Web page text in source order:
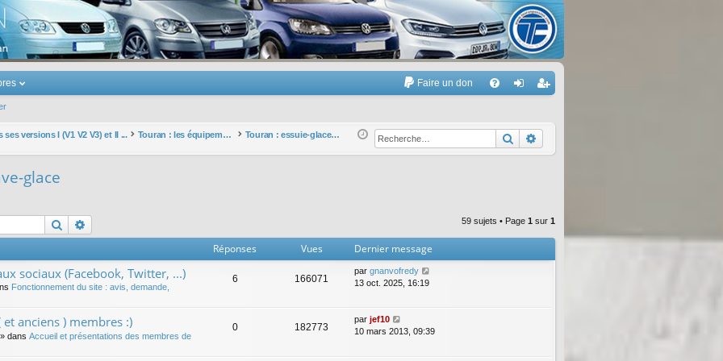
Touran
Faire un don
Q ne
xi
nr
eg
r
versions I (V1 V2 V3) et II ... Touran : les équipements électriques et électroniques Touran : essuie-glaces et lave-glace Rechercher
glace
Rechercher 59 sujets • Page 1 sur 1
Réponses Vues Dernier message
sociaux (Facebook, Twitter, ...)
Fonctionnement du site : avis, demande,
6 166071
par gnanvofredy
13 oct. 2025, 16:19
anciens ) membres :)
» dans Accueil et présentations des membres de
0 182773
par jef10
10 mars 2013, 09:39